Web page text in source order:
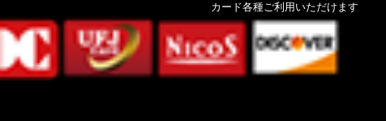
カード各種ご利用いただけます